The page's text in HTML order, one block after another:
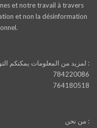
et notre travail à travers
et non la désinformation
لمزيد من المعلومات يمكنكم التواصل معنا عبر الأرقام التالية :
784220086
764180518
من نحن :